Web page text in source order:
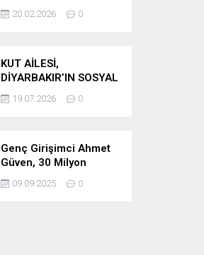
Seçimlerinde Turuncu
Liste Güven Tazeledi
20.02.2026 0
KUT AİLESİ,
DİYARBAKIR’IN SOSYAL
YAPISINDA GÜÇLÜ
YERİNİ KORUYOR
19.07.2026 0
Genç Girişimci Ahmet
Güven, 30 Milyon
Etkileşimin Ardındaki
İsim!
09.09.2025 0